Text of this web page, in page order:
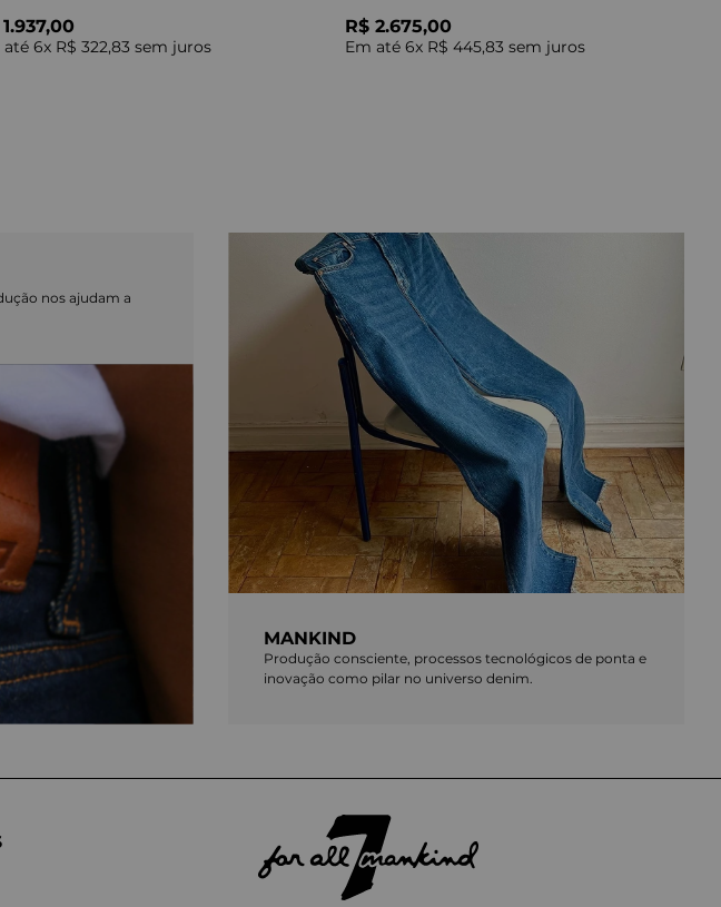
até 6x R$ 322,83 sem juros
R$ 2.675,00
Em até 6x R$ 445,83 sem juros
nos ajudam a
MANKIND
Produção consciente, processos tecnológicos de ponta e
inovação como pilar no universo denim.